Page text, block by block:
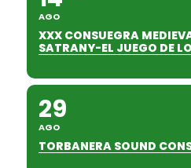
AGO
XXX CONSUEGRA
SATRANY-EL JUEGO DE
29
AGO
TORBANERA SOUND